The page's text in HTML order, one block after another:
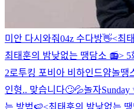
미안 다시와줘04z 수다방👋<최
최태훈의 밤낮없는 땡담소 📻> 5
2로투킹 포비아 비하인드얌놀땡
인형.. 맞습니다🙄💦놀자Sunday
는 방법🍉<최태훈의 밤낮없는